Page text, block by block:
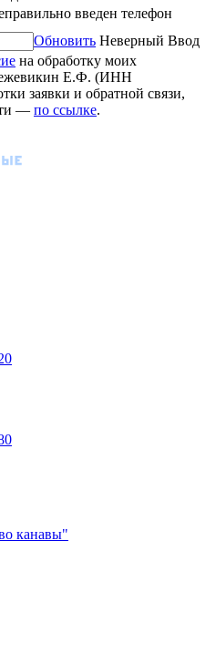
введен телефон
Обновить Неверный Ввод
на обработку моих
Е.Ф. (ИНН
заявки и обратной связи,
— по ссылке.
канавы"